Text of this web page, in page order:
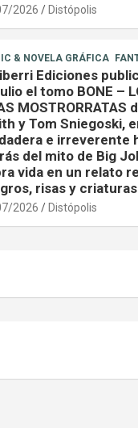
2026 Distópolis
& NOVELA GRÁFICA
Ediciones
el tomo BONE –
MOSTRORRATAS
y Tom Sniegoski,
e irreverente
del mito de Big
vida en un relato
risas y
2026 Distópolis